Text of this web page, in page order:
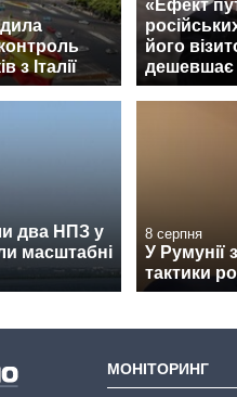
з Італії
«Ефект
його
дешевшає
два НПЗ у
масштабні
8 серпня
У Румунії
тактики
МОНІТОРИНГ